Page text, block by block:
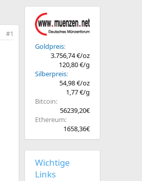
#1
Goldpreis
3.756,74 €/oz
120,80 €/g
Silberpreis
54,98 €/oz
1,77 €/g
Bitcoin
56239,20€
Ethereum
1658,36€
Wichtige
Links